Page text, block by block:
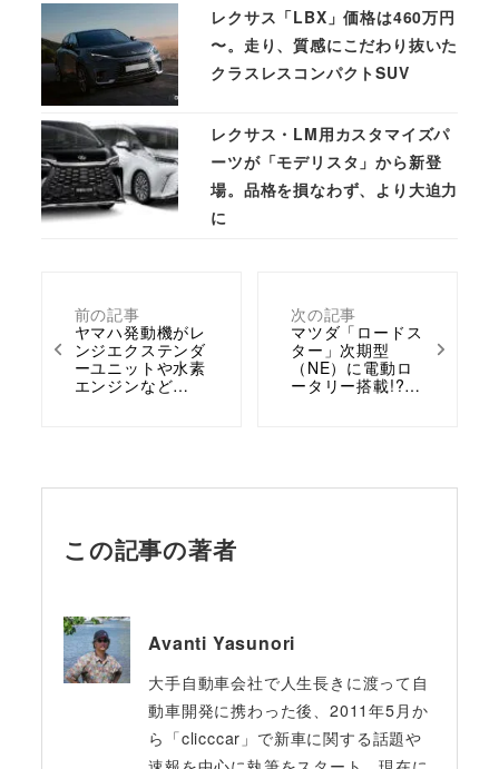
前の記事
ヤマハ発動機がレ
ンジエクステンダ
ーユニットや水素
エンジンなど…
次の記事
マツダ「ロードス
ター」次期型
（NE）に電動ロ
ータリー搭載!?…
レクサス「LBX」価格は460万円
〜。走り、質感にこだわり抜いた
クラスレスコンパクトSUV
レクサス・LM用カスタマイズパ
ーツが「モデリスタ」から新登
場。品格を損なわず、より大迫力
に
この記事の著者
Avanti Yasunori
大手自動車会社で人生長きに渡って自
動車開発に携わった後、2011年5月か
ら「clicccar」で新車に関する話題や